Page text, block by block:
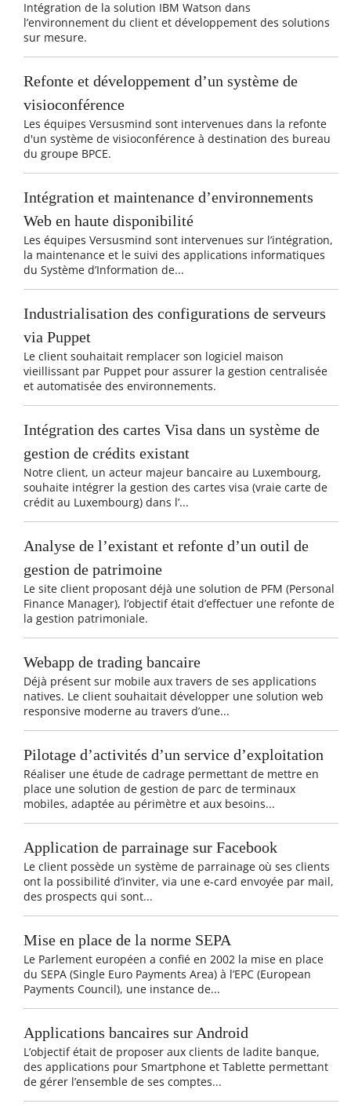
Intégration de la solution IBM Watson dans
l’environnement du client et développement des solutions
sur mesure.
Refonte et développement d’un système de
visioconférence
Les équipes Versusmind sont intervenues dans la refonte
d'un système de visioconférence à destination des bureau
du groupe BPCE.
Intégration et maintenance d’environnements
Web en haute disponibilité
Les équipes Versusmind sont intervenues sur l’intégration,
la maintenance et le suivi des applications informatiques
du Système d’Information de...
Industrialisation des configurations de serveurs
via Puppet
Le client souhaitait remplacer son logiciel maison
vieillissant par Puppet pour assurer la gestion centralisée
et automatisée des environnements.
Intégration des cartes Visa dans un système de
gestion de crédits existant
Notre client, un acteur majeur bancaire au Luxembourg,
souhaite intégrer la gestion des cartes visa (vraie carte de
crédit au Luxembourg) dans l’...
Analyse de l’existant et refonte d’un outil de
gestion de patrimoine
Le site client proposant déjà une solution de PFM (Personal
Finance Manager), l’objectif était d’effectuer une refonte de
la gestion patrimoniale.
Webapp de trading bancaire
Déjà présent sur mobile aux travers de ses applications
natives. Le client souhaitait développer une solution web
responsive moderne au travers d’une...
Pilotage d’activités d’un service d’exploitation
Réaliser une étude de cadrage permettant de mettre en
place une solution de gestion de parc de terminaux
mobiles, adaptée au périmètre et aux besoins...
Application de parrainage sur Facebook
Le client possède un système de parrainage où ses clients
ont la possibilité d’inviter, via une e-card envoyée par mail,
des prospects qui sont...
Mise en place de la norme SEPA
Le Parlement européen a confié en 2002 la mise en place
du SEPA (Single Euro Payments Area) à l’EPC (European
Payments Council), une instance de...
Applications bancaires sur Android
L’objectif était de proposer aux clients de ladite banque,
des applications pour Smartphone et Tablette permettant
de gérer l’ensemble de ses comptes...